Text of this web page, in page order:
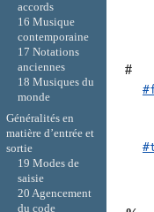
#
accords
16 Musique
contemporaine
17 Notations
anciennes
18 Musiques du
monde
Généralités en
matière d’entrée et
sortie
19 Modes de
saisie
20 Agencement
du code